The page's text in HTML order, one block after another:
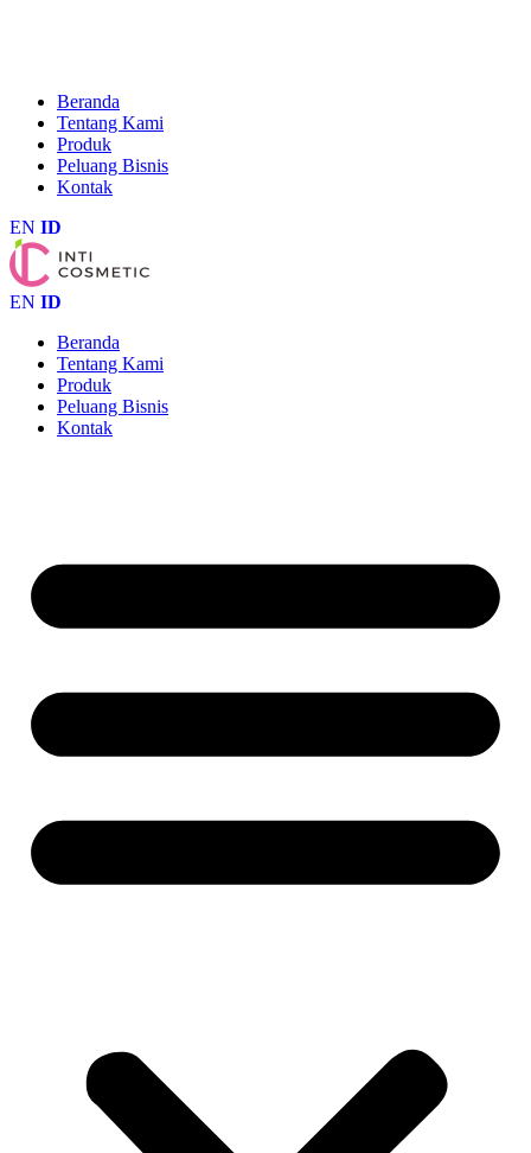
Beranda
Tentang Kami
Produk
Peluang Bisnis
Kontak
EN ID
EN ID
Beranda
Tentang Kami
Produk
Peluang Bisnis
Kontak